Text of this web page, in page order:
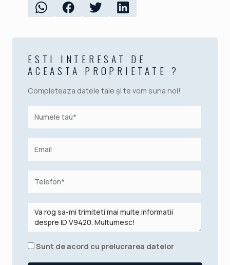
ESTI INTERESAT DE
ACEASTA PROPRIETATE ?
Completeaza datele tale și te vom suna noi!
Sunt de acord cu prelucrarea datelor